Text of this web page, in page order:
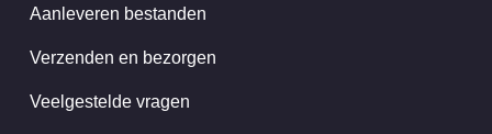
Aanleveren bestanden
Verzenden en bezorgen
Veelgestelde vragen